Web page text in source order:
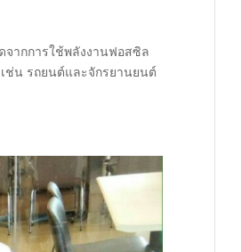
จากการใช้พลังงานฟอสซิล
ช่น รถยนต์และจักรยานยนต์